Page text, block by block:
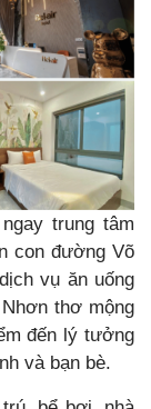
trung tâm
con đường Võ
vụ ăn uống
thơ mộng
đến lý tưởng
và bạn bè.